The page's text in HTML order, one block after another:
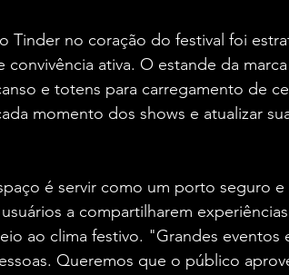
Tinder no coração do festival foi
ativa. O estande da
e totens para carregamento de
momento dos shows e atualizar
é servir como um porto seguro
a compartilharem
ao clima festivo. "Grandes
Queremos que o público